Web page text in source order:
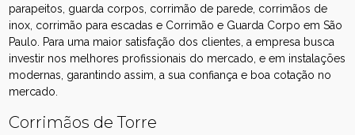
parapeitos, guarda corpos, corrimão de parede, corrimãos de
inox, corrimão para escadas e Corrimão e Guarda Corpo em São
Paulo. Para uma maior satisfação dos clientes, a empresa busca
investir nos melhores profissionais do mercado, e em instalações
modernas, garantindo assim, a sua confiança e boa cotação no
mercado.
Corrimãos de Torre